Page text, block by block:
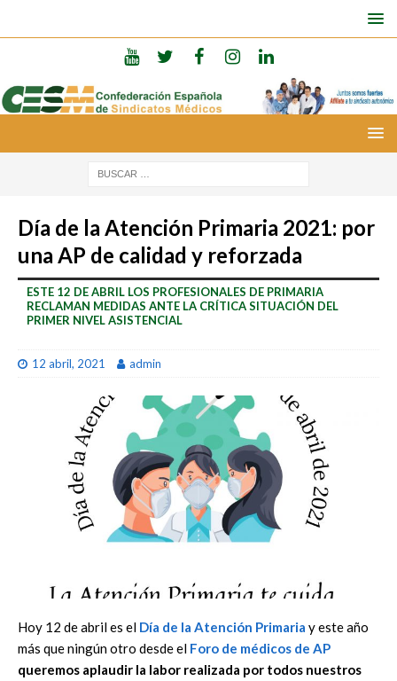
Día de la Atención Primaria 2021: por
una AP de calidad y reforzada
ESTE 12 DE ABRIL LOS PROFESIONALES DE PRIMARIA
RECLAMAN MEDIDAS ANTE LA CRÍTICA SITUACIÓN DEL
PRIMER NIVEL ASISTENCIAL
12 abril, 2021 admin
Hoy 12 de abril es el Día de la Atención Primaria y este año
más que ningún otro desde el Foro de médicos de AP
queremos aplaudir la labor realizada por todos nuestros